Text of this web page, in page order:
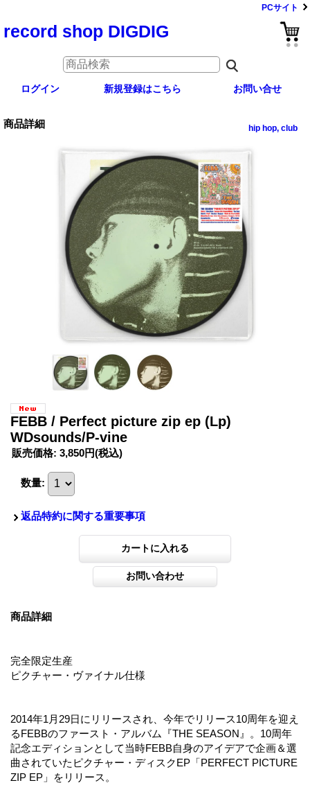
PCサイト
record shop DIGDIG
ログイン 新規登録はこちら お問い合せ
商品詳細 hip hop, club
FEBB / Perfect picture zip ep (Lp)
WDsounds/P-vine
販売価格: 3,850円(税込)
数量:
返品特約に関する重要事項
商品詳細
完全限定生産
ピクチャー・ヴァイナル仕様
2014年1月29日にリリースされ、今年でリリース10周年を迎え
るFEBBのファースト・アルバム『THE SEASON』。10周年
記念エディションとして当時FEBB自身のアイデアで企画＆選
曲されていたピクチャー・ディスクEP「PERFECT PICTURE
ZIP EP」をリリース。